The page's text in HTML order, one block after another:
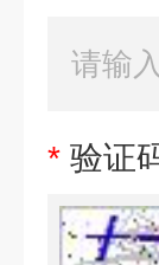
* 验证